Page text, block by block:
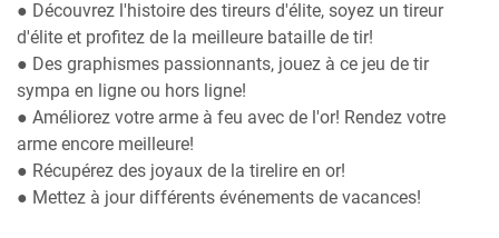
● Découvrez l'histoire des tireurs d'élite, soyez un tireur
d'élite et profitez de la meilleure bataille de tir!
● Des graphismes passionnants, jouez à ce jeu de tir
sympa en ligne ou hors ligne!
● Améliorez votre arme à feu avec de l'or! Rendez votre
arme encore meilleure!
● Récupérez des joyaux de la tirelire en or!
● Mettez à jour différents événements de vacances!